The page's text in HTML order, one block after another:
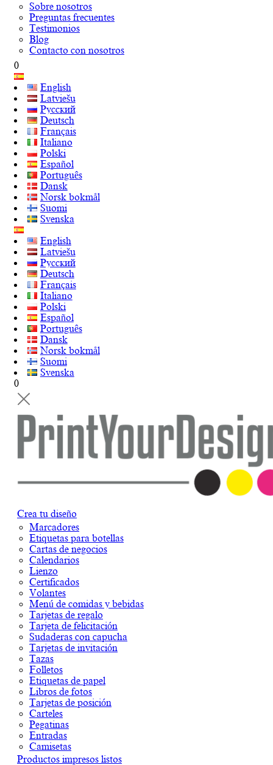
Sobre nosotros
Preguntas frecuentes
Testimonios
Blog
Contacto con nosotros
0
English
Latviešu
Русский
Deutsch
Français
Italiano
Polski
Español
Português
Dansk
Norsk bokmål
Suomi
Svenska
English
Latviešu
Русский
Deutsch
Français
Italiano
Polski
Español
Português
Dansk
Norsk bokmål
Suomi
Svenska
0
Crea tu diseño
Marcadores
Etiquetas para botellas
Cartas de negocios
Calendarios
Lienzo
Certificados
Volantes
Menú de comidas y bebidas
Tarjetas de regalo
Tarjeta de felicitación
Sudaderas con capucha
Tarjetas de invitación
Tazas
Folletos
Etiquetas de papel
Libros de fotos
Tarjetas de posición
Carteles
Pegatinas
Entradas
Camisetas
Productos impresos listos